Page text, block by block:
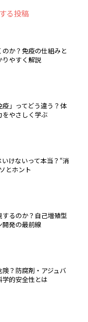
る投稿
か？免疫の仕組みと
りやすく解説
」ってどう違う？体
やさしく学ぶ
けないって本当？“消
とホント
るのか？自己増殖型
開発の最前線
？防腐剤・アジュバ
学的安全性とは